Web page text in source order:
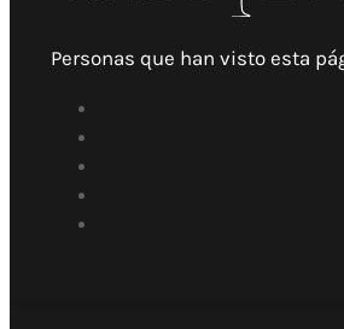
Personas que han visto esta